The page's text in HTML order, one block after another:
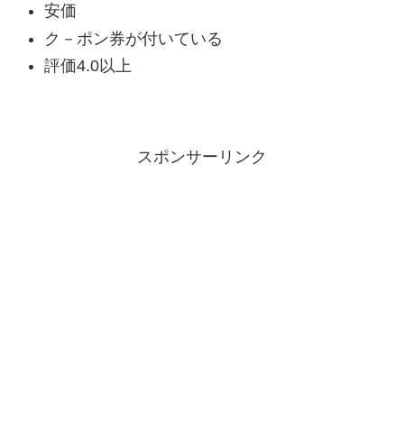
安価
ク－ポン券が付いている
評価4.0以上
スポンサーリンク